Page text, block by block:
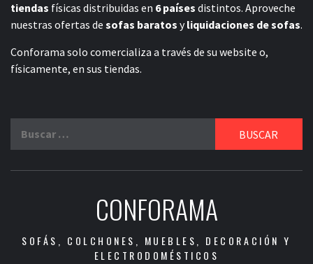
tiendas físicas distribuidas en 6 países distintos. Aproveche
nuestras ofertas de sofas baratos yliquidaciones de sofas.
Conforama solo comercializa a través de su website o,
físicamente, en sus tiendas.
CONFORAMA
SOFÁS, COLCHONES, MUEBLES, DECORACIÓN Y
ELECTRODOMÉSTICOS